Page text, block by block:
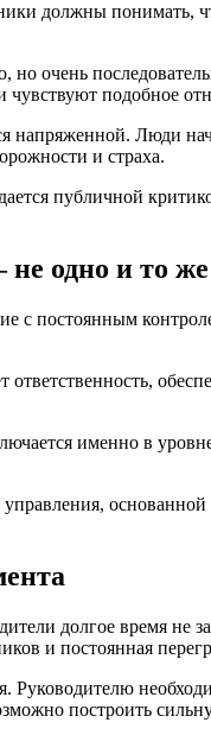
должны понимать,
очень
чувствуют подобное
напряженной. Люди
и страха.
публичной
одно и то же
с постоянным
именно в
долгое время не
и постоянная
построить